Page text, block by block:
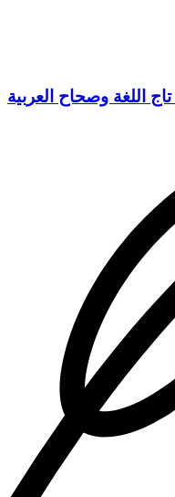
اللغة وصحاح العربية